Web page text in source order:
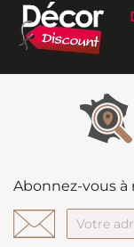
Abonnez-vous